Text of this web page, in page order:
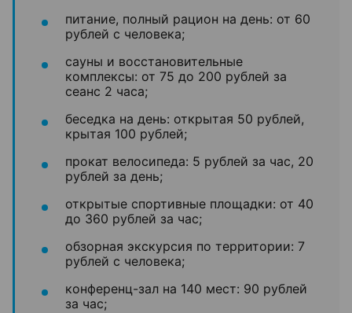
питание, полный рацион на день: от 60
рублей с человека;
сауны и восстановительные
комплексы: от 75 до 200 рублей за
сеанс 2 часа;
беседка на день: открытая 50 рублей,
крытая 100 рублей;
прокат велосипеда: 5 рублей за час, 20
рублей за день;
открытые спортивные площадки: от 40
до 360 рублей за час;
обзорная экскурсия по территории: 7
рублей с человека;
конференц-зал на 140 мест: 90 рублей
за час;